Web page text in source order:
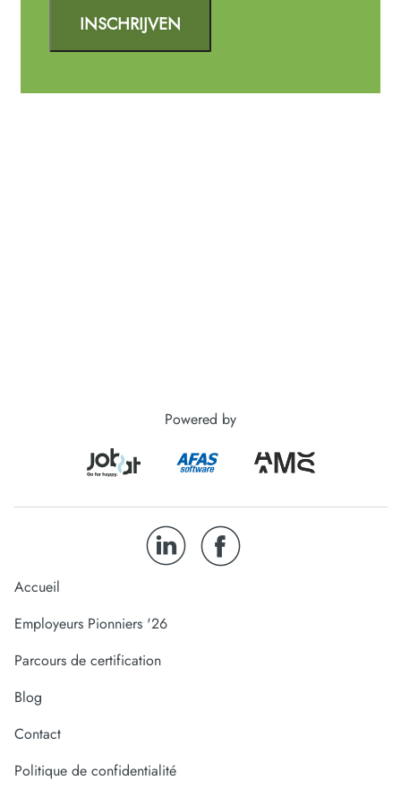
Powered by
Accueil
Employeurs Pionniers '26
Parcours de certification
Blog
Contact
Politique de confidentialité